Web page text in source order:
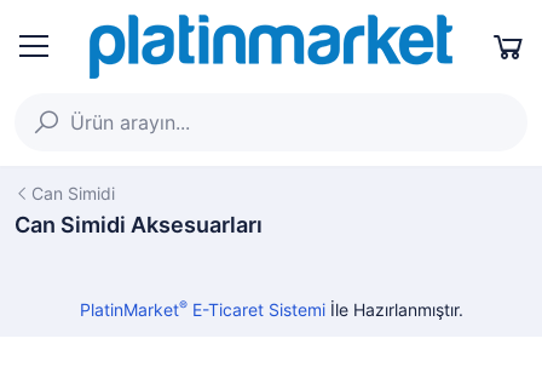
Can Simidi
Can Simidi Aksesuarları
PlatinMarket®E-Ticaret Sistemiİle Hazırlanmıştır.